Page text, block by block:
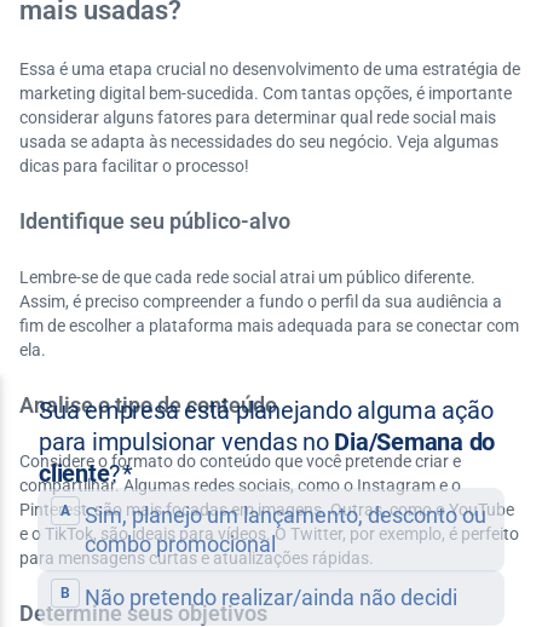
mais usadas?
Essa é uma etapa crucial no desenvolvimento de uma estratégia de
marketing digital bem-sucedida. Com tantas opções, é importante
considerar alguns fatores para determinar qual rede social mais
usada se adapta às necessidades do seu negócio. Veja algumas
dicas para facilitar o processo!
Identifique seu público-alvo
Lembre-se de que cada rede social atrai um público diferente.
Assim, é preciso compreender a fundo o perfil da sua audiência a
fim de escolher a plataforma mais adequada para se conectar com
ela.
Analise o tipo de conteúdo
Considere o formato do conteúdo que você pretende criar e
compartilhar. Algumas redes sociais, como o Instagram e o
Pinterest, são mais focadas em imagens. Outras, como o YouTube
e o TikTok, são ideais para vídeos. O Twitter, por exemplo, é perfeito
para mensagens curtas e atualizações rápidas.
Determine seus objetivos